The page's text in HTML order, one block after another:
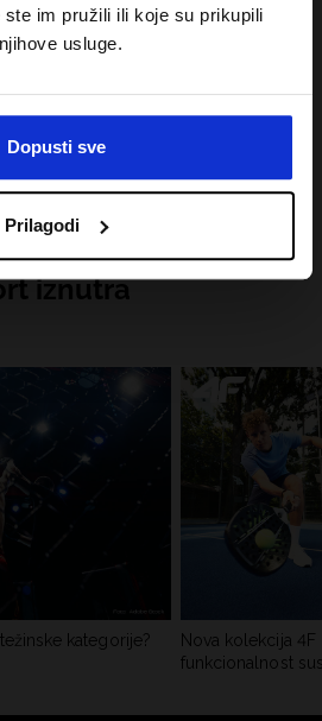
im pružili ili koje su prikupili
usluge.
Dopusti sve
Prilagodi
iznutra
kategorije?
Nova kolekcija
funkcionalnost